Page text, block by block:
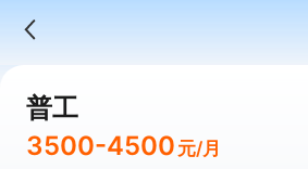
普工
3500-4500 元/月